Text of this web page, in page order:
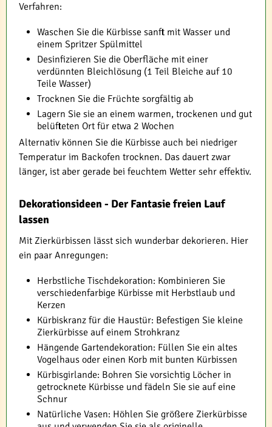
Verfahren:
Waschen Sie die Kürbisse sanft mit Wasser und
einem Spritzer Spülmittel
Desinfizieren Sie die Oberfläche mit einer
verdünnten Bleichlösung (1 Teil Bleiche auf 10
Teile Wasser)
Trocknen Sie die Früchte sorgfältig ab
Lagern Sie sie an einem warmen, trockenen und gut
belüfteten Ort für etwa 2 Wochen
Alternativ können Sie die Kürbisse auch bei niedriger
Temperatur im Backofen trocknen. Das dauert zwar
länger, ist aber gerade bei feuchtem Wetter sehr effektiv.
Dekorationsideen - Der Fantasie freien Lauf
lassen
Mit Zierkürbissen lässt sich wunderbar dekorieren. Hier
ein paar Anregungen:
Herbstliche Tischdekoration: Kombinieren Sie
verschiedenfarbige Kürbisse mit Herbstlaub und
Kerzen
Kürbiskranz für die Haustür: Befestigen Sie kleine
Zierkürbisse auf einem Strohkranz
Hängende Gartendekoration: Füllen Sie ein altes
Vogelhaus oder einen Korb mit bunten Kürbissen
Kürbisgirlande: Bohren Sie vorsichtig Löcher in
getrocknete Kürbisse und fädeln Sie sie auf eine
Schnur
Natürliche Vasen: Höhlen Sie größere Zierkürbisse